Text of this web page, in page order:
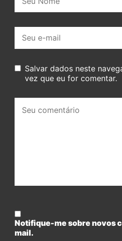
mail:
Salvar dados neste
vez que eu for comentar.
comentário:
Notifique-me sobre novos
mail.